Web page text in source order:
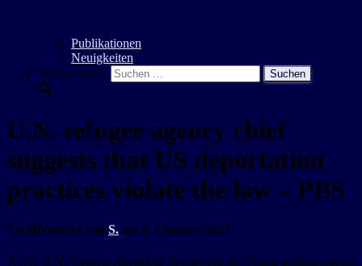
Publikationen
Neuigkeiten
Suchen nach:
U.N. refugee agency chief
suggests that US deportation
practices violate the law – PBS
Veröffentlicht von S. am 8. Oktober 2025
At the U.N. General Assembly last month, the Trump administration